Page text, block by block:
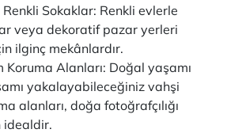
Sokaklar: Renkli evlerle
veya dekoratif pazar yerleri
ilginç mekânlardır.
Koruma Alanları: Doğal yaşamı
yakalayabileceğiniz vahşi
alanları, doğa fotoğrafçılığı
idealdir.